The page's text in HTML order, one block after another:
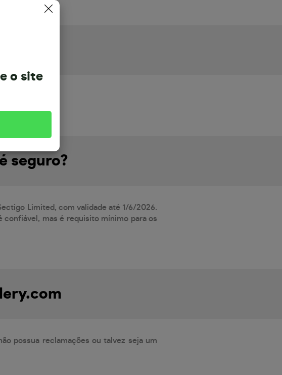
25/7/2025.
seguro?
Limited, com validade até 1/6/2026.
confiável, mas é requisito mínimo para os
possua reclamações ou talvez seja um
o site